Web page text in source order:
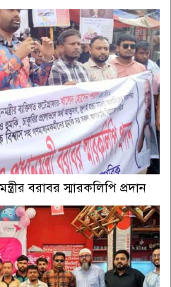
বরাবর স্মারকলিপি প্রদান